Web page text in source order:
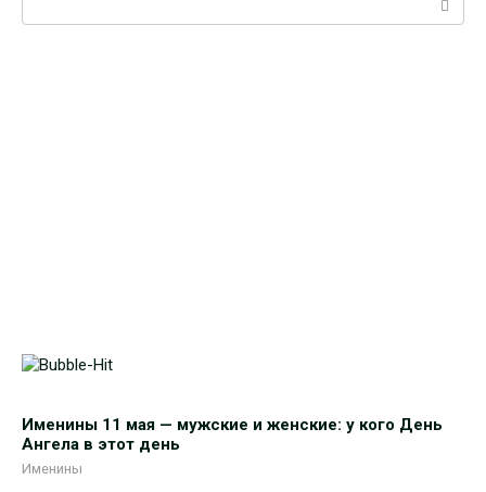
Именины 11 мая — мужские и женские: у кого День
Ангела в этот день
Именины